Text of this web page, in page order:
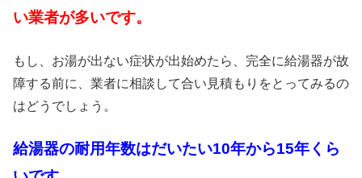
い業者が多いです。
もし、お湯が出ない症状が出始めたら、完全に給湯器が故
障する前に、業者に相談して合い見積もりをとってみるの
はどうでしょう。
給湯器の耐用年数はだいたい10年から15年くら